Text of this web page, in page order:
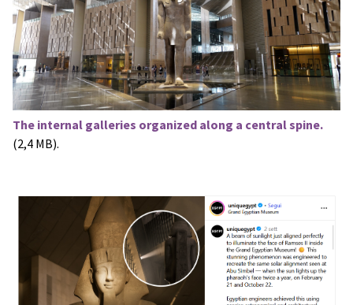
The internal galleries organized along a central spine.
(2,4 MB).